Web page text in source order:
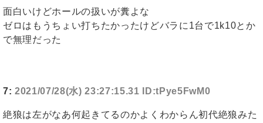
面白いけどホールの扱いが糞よな
ゼロはもうちょい打ちたかったけどバラに1台で1k10とか
で無理だった
7: 2021/07/28(水) 23:27:15.31 ID:tPye5FwM0
絶狼は左がなあ何起きてるのかよくわからん初代絶狼みた